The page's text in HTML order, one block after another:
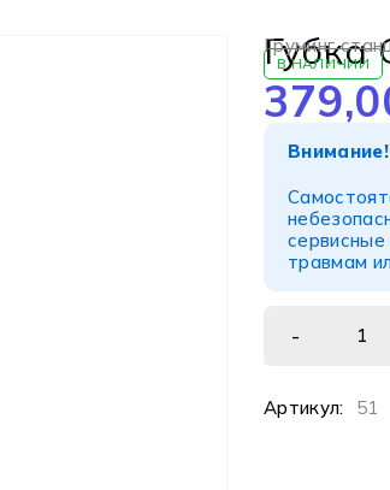
Груминг
Губка
В НАЛИЧИИ
Внимание!
травмам
Артикул: 51